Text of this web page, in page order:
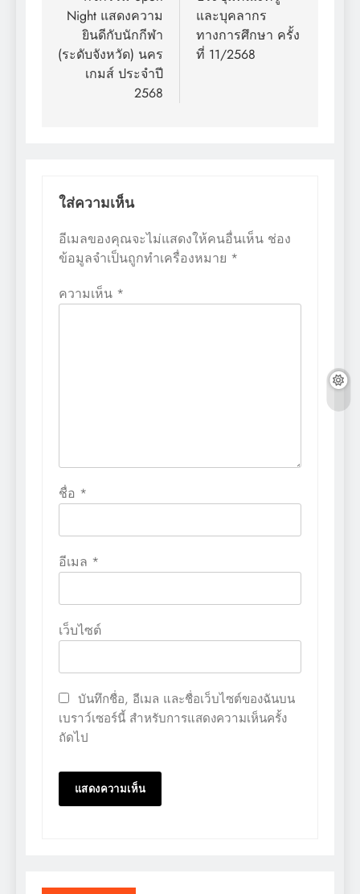
Night แสดงความ
ยินดีกับนักกีฬา
(ระดับจังหวัด) นคร
เกมส์ ประจำปี
2568
และบุคลากร
ทางการศึกษา ครั้ง
ที่ 11/2568
ใส่ความเห็น
อีเมลของคุณจะไม่แสดงให้คนอื่นเห็น ช่อง
ข้อมูลจำเป็นถูกทำเครื่องหมาย *
ความเห็น *
ชื่อ *
อีเมล *
เว็บไซต์
บันทึกชื่อ, อีเมล และชื่อเว็บไซต์ของฉันบน
เบราว์เซอร์นี้ สำหรับการแสดงความเห็นครั้ง
ถัดไป